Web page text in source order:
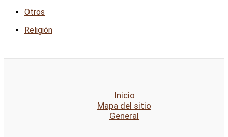
Otros
Religión
Inicio
Mapa del sitio
General